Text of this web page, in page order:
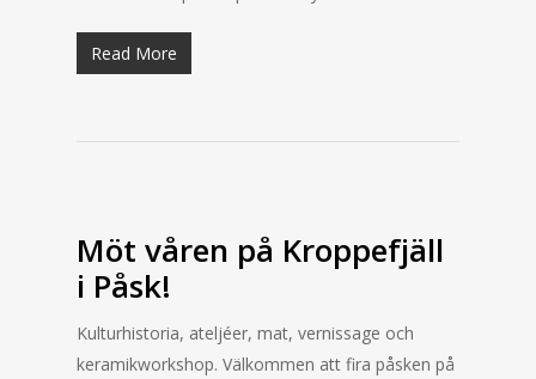
Read More
Möt våren på Kroppefjäll
i Påsk!
Kulturhistoria, ateljéer, mat, vernissage och
keramikworkshop. Välkommen att fira påsken på